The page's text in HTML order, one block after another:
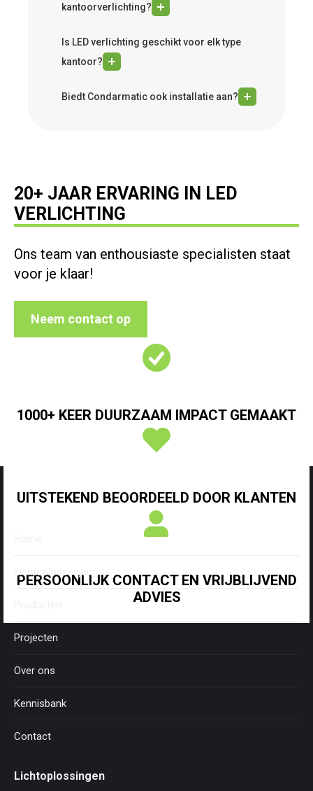
kantoorverlichting?
Is LED verlichting geschikt voor elk type
kantoor?
Biedt Condarmatic ook installatie aan?
20+ JAAR ERVARING IN LED
VERLICHTING
Ons team van enthousiaste specialisten staat
voor je klaar!
Neem contact op
1000+ KEER DUURZAAM IMPACT GEMAAKT
UITSTEKEND BEOORDEELD DOOR KLANTEN
PERSOONLIJK CONTACT EN VRIJBLIJVEND
ADVIES
Lichtoplossingen
Projecten
Over ons
Kennisbank
Contact
Lichtoplossingen